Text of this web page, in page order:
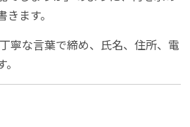
ます。
寧な言葉で締め、氏名、住所、電